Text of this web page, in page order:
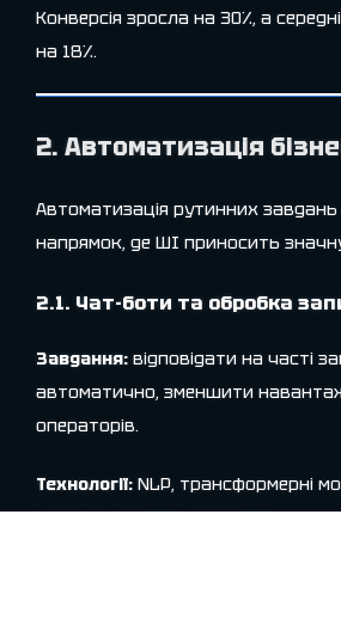
Конверсія зросла на 30%, а
на 18%.
2. Автоматизація
Автоматизація рутинних завдань
напрямок, де ШІ приносить
2.1. Чат-боти та обробка
Завдання: відповідати на часті
автоматично, зменшити
операторів.
Технології: NLP, трансформерні
інтеграція з CRM через API.